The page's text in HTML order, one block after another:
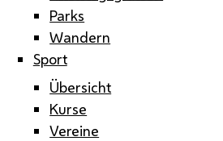
Parks
Wandern
Sport
Übersicht
Kurse
Vereine